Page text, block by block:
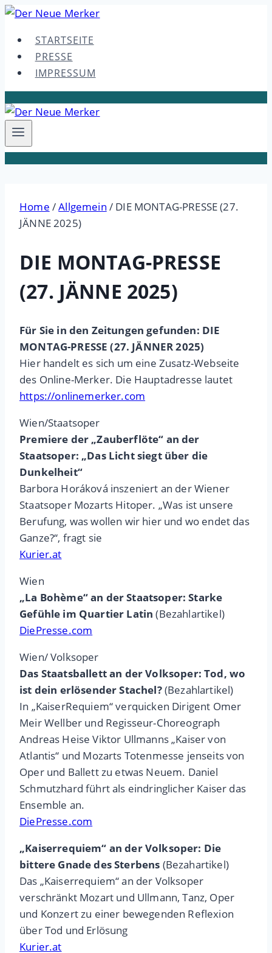
Skip
contentSTARTSEITE
PRESSE
IMPRESSUM
Home /Allgemein / DIE MONTAG-PRESSE (27.
JÄNNE 2025)
DIE MONTAG-PRESSE
(27. JÄNNE 2025)
Für Sie in den Zeitungen gefunden: DIE
MONTAG-PRESSE (27. JÄNNER 2025)
Hier handelt es sich um eine Zusatz-Webseite
des Online-Merker. Die Hauptadresse lautet
https://onlinemerker.com
Wien/Staatsoper
Premiere der „Zauberflöte“ an der
Staatsoper: „Das Licht siegt über die
Dunkelheit“
Barbora Horáková inszeniert an der Wiener
Staatsoper Mozarts Hitoper. „Was ist unsere
Berufung, was wollen wir hier und wo endet das
Ganze?“, fragt sie
Kurier.at
Wien
„La Bohème“ an der Staatsoper: Starke
Gefühle im Quartier Latin (Bezahlartikel)
DiePresse.com
Wien/ Volksoper
Das Staatsballett an der Volksoper: Tod, wo
ist dein erlösender Stachel?(Bezahlartikel)
In „KaiserRequiem“ verquicken Dirigent Omer
Meir Wellber und Regisseur-Choreograph
Andreas Heise Viktor Ullmanns „Kaiser von
Atlantis“ und Mozarts Totenmesse jenseits von
Oper und Ballett zu etwas Neuem. Daniel
Schmutzhard führt als eindringlicher Kaiser das
Ensemble an.
DiePresse.com
„Kaiserrequiem“ an der Volksoper: Die
bittere Gnade des Sterbens (Bezahartikel)
Das „Kaiserrequiem“ an der Volksoper
verschränkt Mozart und Ullmann, Tanz, Oper
und Konzert zu einer bewegenden Reflexion
über Tod und Erlösung
Kurier.at